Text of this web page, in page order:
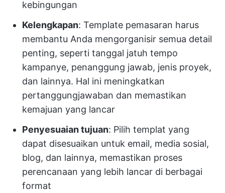
kebingungan
Kelengkapan: Template pemasaran harus
membantu Anda mengorganisir semua detail
penting, seperti tanggal jatuh tempo
kampanye, penanggung jawab, jenis proyek,
dan lainnya. Hal ini meningkatkan
pertanggungjawaban dan memastikan
kemajuan yang lancar
Penyesuaian tujuan: Pilih templat yang
dapat disesuaikan untuk email, media sosial,
blog, dan lainnya, memastikan proses
perencanaan yang lebih lancar di berbagai
format